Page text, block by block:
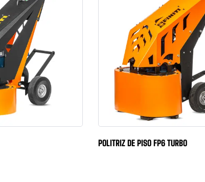
POLITRIZ DE PISO FP6 TURBO